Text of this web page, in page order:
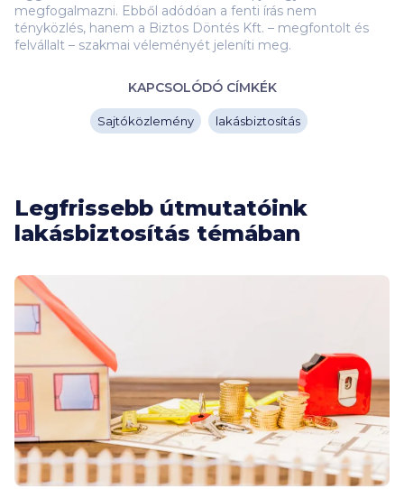
megfogalmazni. Ebből adódóan a fenti írás nem
tényközlés, hanem a Biztos Döntés Kft. – megfontolt és
felvállalt – szakmai véleményét jeleníti meg.
KAPCSOLÓDÓ CÍMKÉK
Sajtóközlemény lakásbiztosítás
Legfrissebb útmutatóink
lakásbiztosítás témában